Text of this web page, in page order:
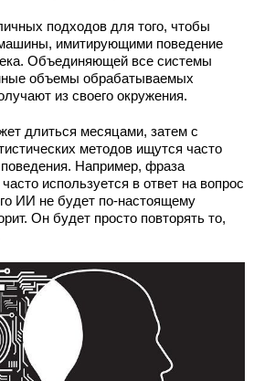
подходов для того, чтобы
имитирующими поведение
Объединяющей все системы
объемы обрабатываемых
из своего окружения.
длиться месяцами, затем с
методов ищутся часто
Например, фраза
используется в ответ на вопрос
ИИ не будет по-настоящему
Он будет просто повторять то,